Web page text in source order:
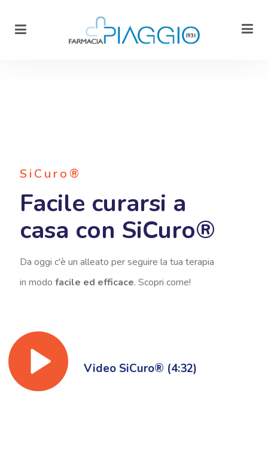
Facile curarsi a
casa con SiCuro®
SiCuro®
Da oggi c'è un alleato per seguire la tua terapia
in modo facile ed efficace. Scopri come!
Video SiCuro® (4:32)